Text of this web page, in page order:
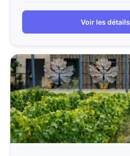
Voir les détails